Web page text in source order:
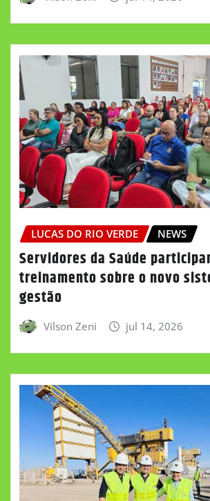
LUCAS DO RIO VERDE NEWS
Servidores da Saúde
treinamento sobre o novo
gestão
Vilson Zeni jul 14, 2026